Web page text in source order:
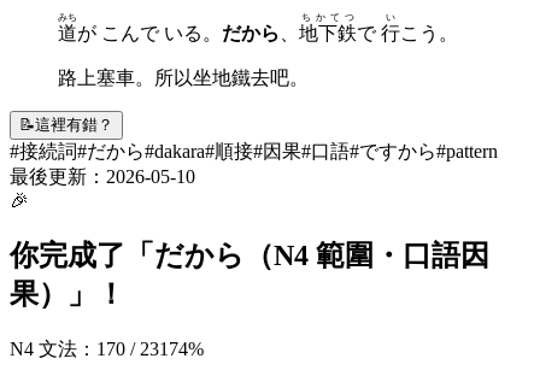
道
みち
が こんで いる。 だから 、 地下鉄
ちかてつ
で行
い
こう。
路上塞車。所以坐地鐵去吧。
📝這裡有錯？
#接続詞#だから#dakara#順接#因果#口語#ですから#pattern
最後更新： 2026-05-10
🎉
你完成了「 だから（N4 範圍・口語因
果）
」！
N4 文法 ： 170 / 231 74%